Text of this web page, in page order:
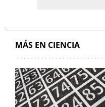
MÁS EN CIENCIA